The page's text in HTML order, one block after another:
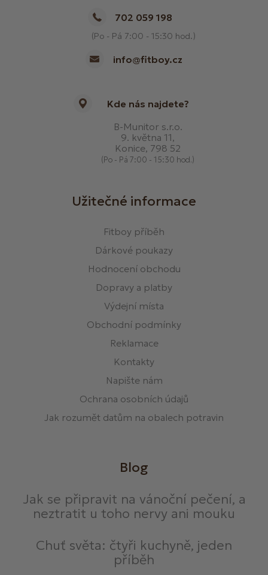
702 059 198
(Po - Pá 7:00 - 15:30 hod.)
info@fitboy.cz
Kde nás najdete?
B-Munitor s.r.o.
9. května 11,
Konice, 798 52
(Po - Pá 7:00 - 15:30 hod.)
Užitečné informace
Fitboy příběh
Dárkové poukazy
Hodnocení obchodu
Dopravy a platby
Výdejní místa
Obchodní podmínky
Reklamace
Kontakty
Napište nám
Ochrana osobních údajů
Jak rozumět datům na obalech potravin
Blog
Jak se připravit na vánoční pečení, a
neztratit u toho nervy ani mouku
Chuť světa: čtyři kuchyně, jeden
příběh